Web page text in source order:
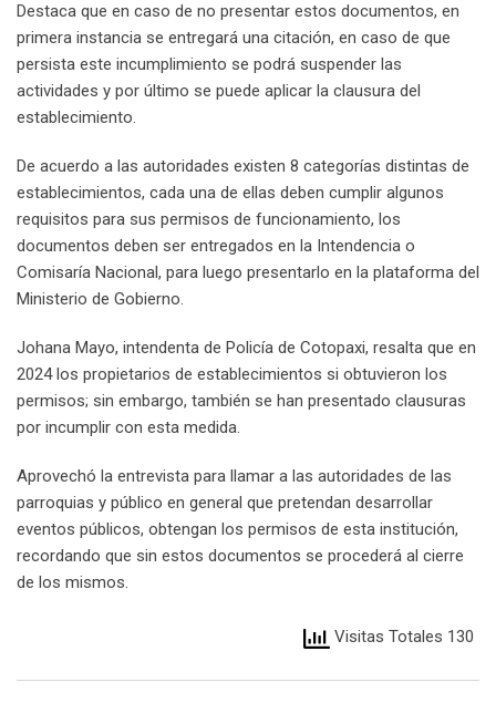
Destaca que en caso de no presentar estos documentos, en
primera instancia se entregará una citación, en caso de que
persista este incumplimiento se podrá suspender las
actividades y por último se puede aplicar la clausura del
establecimiento.
De acuerdo a las autoridades existen 8 categorías distintas de
establecimientos, cada una de ellas deben cumplir algunos
requisitos para sus permisos de funcionamiento, los
documentos deben ser entregados en la Intendencia o
Comisaría Nacional, para luego presentarlo en la plataforma del
Ministerio de Gobierno.
Johana Mayo, intendenta de Policía de Cotopaxi, resalta que en
2024 los propietarios de establecimientos si obtuvieron los
permisos; sin embargo, también se han presentado clausuras
por incumplir con esta medida.
Aprovechó la entrevista para llamar a las autoridades de las
parroquias y público en general que pretendan desarrollar
eventos públicos, obtengan los permisos de esta institución,
recordando que sin estos documentos se procederá al cierre
de los mismos.
Visitas Totales 130